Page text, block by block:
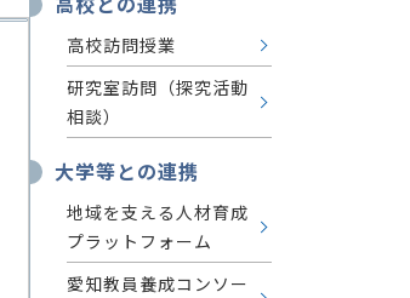
高校訪問授業
研究室訪問（探究活動
相談）
大学等との連携
地域を支える人材育成
プラットフォーム
愛知教員養成コンソー